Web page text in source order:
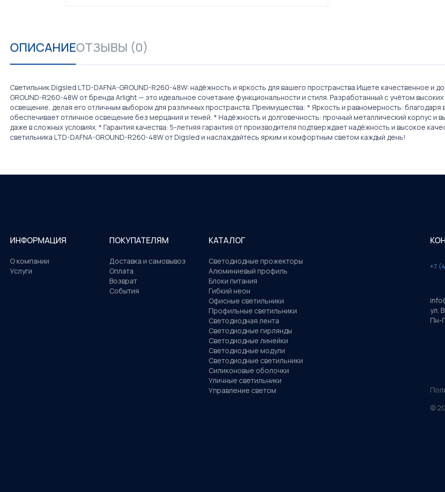
ОПИСАНИЕОТЗЫВЫ (0)
Светильник Digsled LTD-DAFNA-GROUND-R260-48W: надёжность и яркость для вашего пространства Ищете качественное и
GROUND-R260-48W от бренда Arlight — это идеальное сочетание функциональности и стиля. Разработанный с учётом
освещение, делая его отличным выбором для различных пространств. Преимущества: * Яркость и равномерность:
обеспечивает отличное освещение без мерцания и теней. * Надёжность и долговечность: прочный металлический корпус и
даже в сложных условиях. * Гарантия качества: 5-летняя гарантия от производителя подтверждает надёжность и высокое
светильника LTD-DAFNA-GROUND-R260-48W от Digsled и наслаждайтесь ярким и комфортным светом каждый день!
ИНФОРМАЦИЯ
О компании
Услуги
ПОКУПАТЕЛЯМ
Доставка и самовывоз
Оплата
Возврат
События
КАТАЛОГ
Светодиодные прожекторы
Алюминиевый профиль
Блоки питания
Гибкий неон
Офисные светильники
Профильные светильники
Светодиодная лента
Светодиодные гирлянды
Светодиодные линейки
Светодиодные модули
Светодиодные светильники
Силиконовые оболочки
Уличные светильники
Управление светом
+7
ул.
Пн-
©